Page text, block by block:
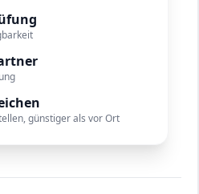
günstiger als vor Ort